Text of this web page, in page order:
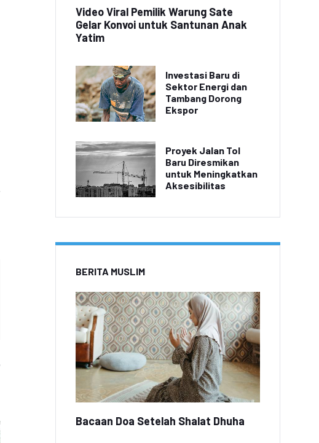
Video Viral Pemilik Warung Sate
Gelar Konvoi untuk Santunan Anak
Yatim
Investasi Baru di
Sektor Energi dan
Tambang Dorong
Ekspor
Proyek Jalan Tol
Baru Diresmikan
untuk Meningkatkan
Aksesibilitas
BERITA MUSLIM
Bacaan Doa Setelah Shalat Dhuha